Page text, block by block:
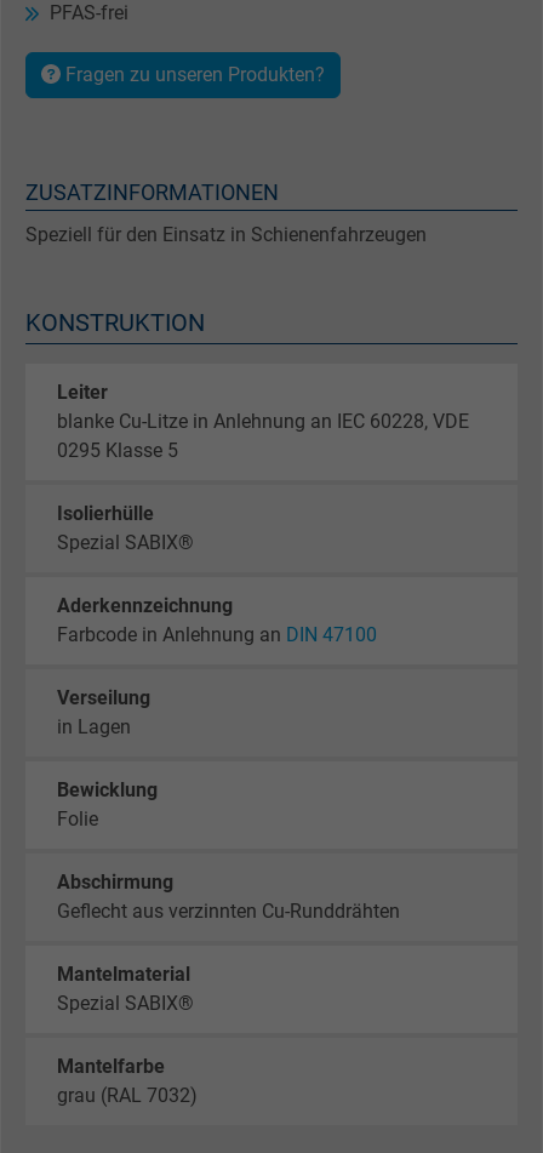
PFAS-frei
Fragen zu unseren Produkten?
ZUSATZINFORMATIONEN
Speziell für den Einsatz in Schienenfahrzeugen
KONSTRUKTION
Leiter
blanke Cu-Litze in Anlehnung an IEC 60228, VDE
0295 Klasse 5
Isolierhülle
Spezial SABIX®
Aderkennzeichnung
Farbcode in Anlehnung an DIN 47100
Verseilung
in Lagen
Bewicklung
Folie
Abschirmung
Geflecht aus verzinnten Cu-Runddrähten
Mantelmaterial
Spezial SABIX®
Mantelfarbe
grau (RAL 7032)